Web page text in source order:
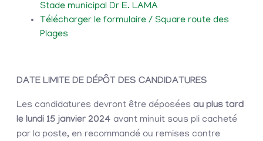
Stade municipal Dr E. LAMA
Télécharger le formulaire / Square route des
Plages
DATE LIMITE DE DÉPÔT DES CANDIDATURES
Les candidatures devront être déposées au plus tard
le lundi 15 janvier 2024 avant minuit sous pli cacheté
par la poste, en recommandé ou remises contre